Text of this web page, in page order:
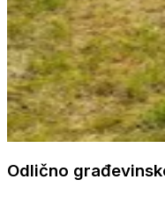
Odlično